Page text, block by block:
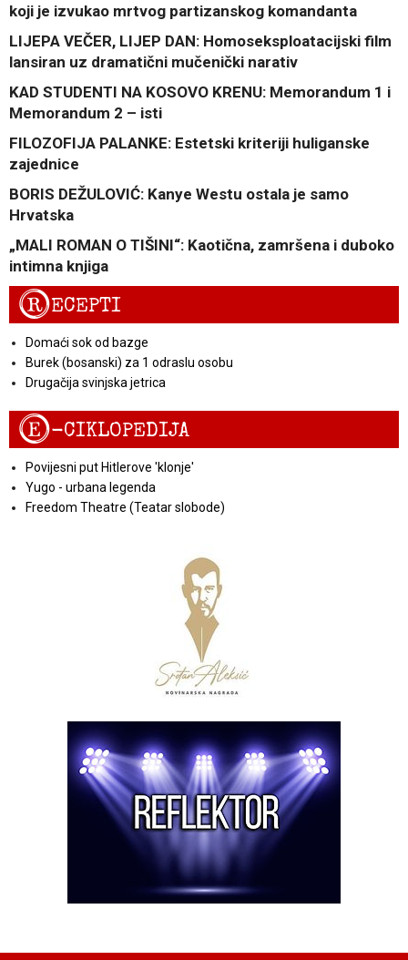
koji je izvukao mrtvog partizanskog komandanta
LIJEPA VEČER, LIJEP DAN: Homoseksploatacijski film
lansiran uz dramatični mučenički narativ
KAD STUDENTI NA KOSOVO KRENU: Memorandum 1 i
Memorandum 2 – isti
FILOZOFIJA PALANKE: Estetski kriteriji huliganske
zajednice
BORIS DEŽULOVIĆ: Kanye Westu ostala je samo
Hrvatska
„MALI ROMAN O TIŠINI“: Kaotična, zamršena i duboko
intimna knjiga
RECEPTI
Domaći sok od bazge
Burek (bosanski) za 1 odraslu osobu
Drugačija svinjska jetrica
E-CIKLOPEDIJA
Povijesni put Hitlerove 'klonje'
Yugo - urbana legenda
Freedom Theatre (Teatar slobode)